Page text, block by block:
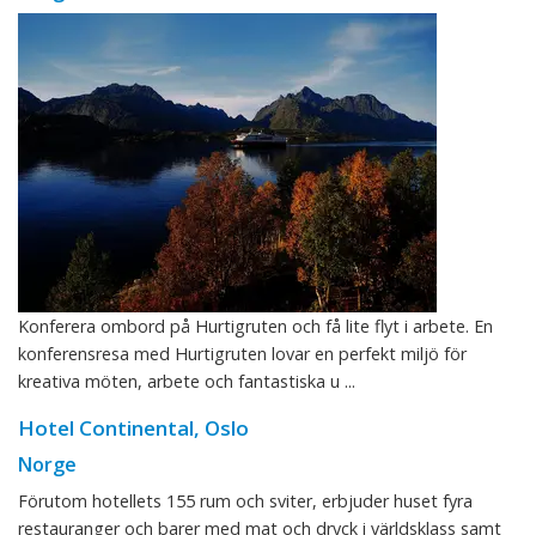
Konferera ombord på Hurtigruten och få lite flyt i arbete. En
konferensresa med Hurtigruten lovar en perfekt miljö för
kreativa möten, arbete och fantastiska u ...
Hotel Continental, Oslo
Norge
Förutom hotellets 155 rum och sviter, erbjuder huset fyra
restauranger och barer med mat och dryck i världsklass samt